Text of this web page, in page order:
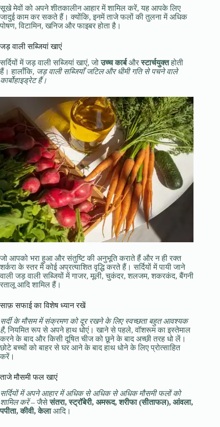
सूखे मेवों को अपने शीतकालीन आहार में शामिल करें, यह आपके लिए
जादुई काम कर सकते हैं। क्योंकि, इनमें ताजे फलों की तुलना में अधिक
पोषण, विटामिन, खनिज और फाइबर होता है।
जड़ वाली सब्जियां खाएं
सर्दियों में जड़ वाली सब्जियां खाएं, जोउच्च कार्बऔरस्टार्चयुक्तहोती
हैं। हालाँकि, जड़ वाली सब्जियाँ जटिल और धीमी गति से पचने वाले
कार्बोहाइड्रेट हैं।
जो आपको भरा हुआ और संतुष्टि की अनुभूति कराते हैं और न ही रक्त
शर्करा के स्तर में कोई अप्रत्याशित वृद्धि करते हैं। सर्दियों में पायी जाने
वाली जड़ वाली सब्जियों में गाजर, मूली, चुकंदर, शलजम, शकरकंद, बैंगनी
रतालू आदि शामिल हैं।
साफ़ सफाई का विशेष ध्यान रखें
सर्दी के मौसम में संक्रमण को दूर रखने के लिए स्वच्छता बहुत आवश्यक
है, नियमित रूप से अपने हाथ धोएं। खाने से पहले, वॉशरूम का इस्तेमाल
करने के बाद और किसी दूषित चीज को छूने के बाद अच्छी तरह धो लें।
छोटे बच्चों को बाहर से घर आने के बाद हाथ धोने के लिए प्रोत्साहित
करें।
ताजे मौसमी फल खाएं
सर्दियों में अपने आहार में अधिक से अधिक से अधिक मौसमी फलों को
शामिल करें– जैसेसंतरा, स्ट्रॉबेरी, अमरूद, शरीफा (सीताफल), आंवला,
पपीता, कीवी, केलाआदि।